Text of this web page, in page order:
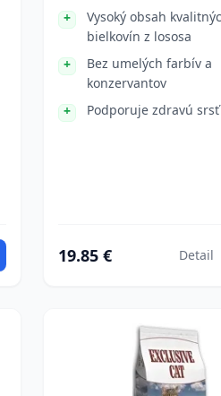
Vysoký obsah
bielkovín z lososa
Bez umelých farbív a
konzervantov
Podporuje zdravú
19.85 € Detail